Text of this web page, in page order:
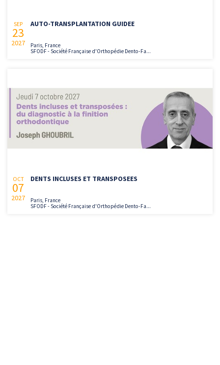
SEP
23
2027
AUTO-TRANSPLANTATION GUIDEE
Paris, France
SFODF - Société Française d'Orthopédie Dento-Fa...
OCT
07
2027
DENTS INCLUSES ET TRANSPOSEES
Paris, France
SFODF - Société Française d'Orthopédie Dento-Fa...